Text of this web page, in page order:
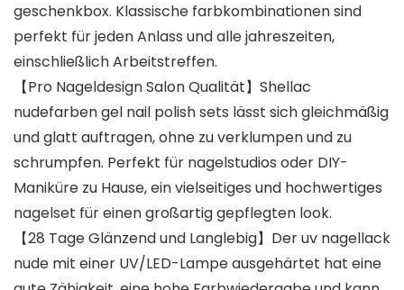
geschenkbox. Klassische farbkombinationen sind
perfekt für jeden Anlass und alle jahreszeiten,
einschließlich Arbeitstreffen.
【Pro Nageldesign Salon Qualität】Shellac
nudefarben gel nail polish sets lässt sich gleichmäßig
und glatt auftragen, ohne zu verklumpen und zu
schrumpfen. Perfekt für nagelstudios oder DIY-
Maniküre zu Hause, ein vielseitiges und hochwertiges
nagelset für einen großartig gepflegten look.
【28 Tage Glänzend und Langlebig】Der uv nagellack
nude mit einer UV/LED-Lampe ausgehärtet hat eine